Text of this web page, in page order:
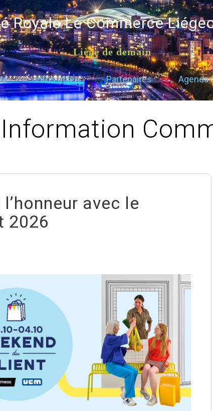
Royale Le Commerce
Liège de demain
Infos utiles Partenaires Agenda
Information
avec le
2026